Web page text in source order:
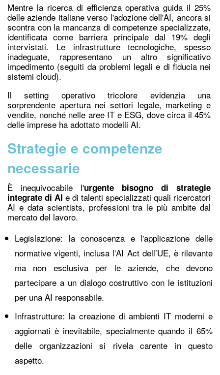
Mentre la ricerca di efficienza operativa guida il 25%
delle aziende italiane verso l'adozione dell'AI, ancora si
scontra con la mancanza di competenze specializzate,
identificata come barriera principale dal 19% degli
intervistati. Le infrastrutture tecnologiche, spesso
inadeguate, rappresentano un altro significativo
impedimento (seguiti da problemi legali e di fiducia nei
sistemi cloud).
Il setting operativo tricolore evidenzia una
sorprendente apertura nei settori legale, marketing e
vendite, nonché nelle aree IT e ESG, dove circa il 45%
delle imprese ha adottato modelli AI.
Strategie e competenze
necessarie
È inequivocabile l'urgente bisogno di strategie
integrate di AI e di talenti specializzati quali ricercatori
AI e data scientists, professioni tra le più ambite dal
mercato del lavoro.
Legislazione: la conoscenza e l'applicazione delle
normative vigenti, inclusa l'AI Act dell’UE, è rilevante
ma non esclusiva per le aziende, che devono
partecipare a un dialogo costruttivo con le istituzioni
per una AI responsabile.
Infrastrutture: la creazione di ambienti IT moderni e
aggiornati è inevitabile, specialmente quando il 65%
delle organizzazioni si rivela carente in questo
aspetto.